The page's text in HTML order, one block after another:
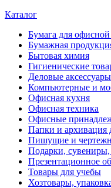
Каталог
Бумага для
Бумажная
Бытовая химия
Гигиенические
Деловые аксессуары
Компьютерные и
Офисная кухня
Офисная техника
Офисные
Папки и архивация
Пишущие и
Подарки,
Презентационное
Товары для учебы
Хозтовары,